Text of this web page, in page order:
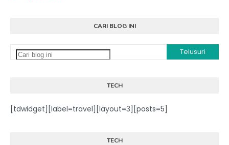
CARI BLOG INI
TECH
[tdwidget][label=travel][layout=3][posts=5]
TECH